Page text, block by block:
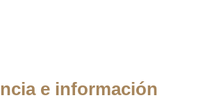
e información